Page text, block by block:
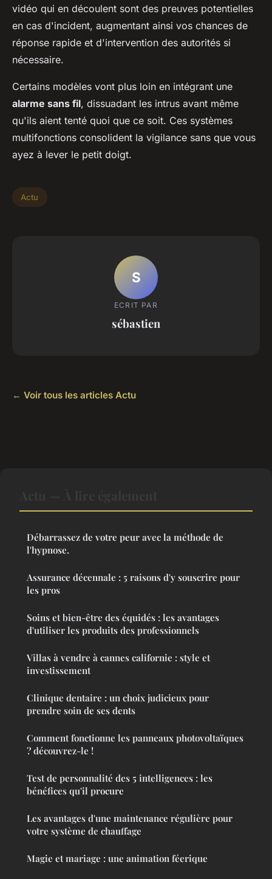
vidéo qui en découlent sont des preuves potentielles
en cas d'incident, augmentant ainsi vos chances de
réponse rapide et d'intervention des autorités si
nécessaire.
Certains modèles vont plus loin en intégrant une
alarme sans fil, dissuadant les intrus avant même
qu'ils aient tenté quoi que ce soit. Ces systèmes
multifonctions consolident la vigilance sans que vous
ayez à lever le petit doigt.
Actu
S
ECRIT PAR
sébastien
← Voir tous les articles Actu
Débarrassez de votre peur avec la méthode de
l'hypnose.
Assurance décennale : 5 raisons d'y souscrire pour
les pros
Soins et bien-être des équidés : les avantages
d'utiliser les produits des professionnels
Villas à vendre à cannes californie : style et
investissement
Clinique dentaire : un choix judicieux pour
prendre soin de ses dents
Comment fonctionne les panneaux photovoltaïques
? découvrez-le !
Test de personnalité des 5 intelligences : les
bénéfices qu'il procure
Les avantages d'une maintenance régulière pour
votre système de chauffage
Magie et mariage : une animation féerique